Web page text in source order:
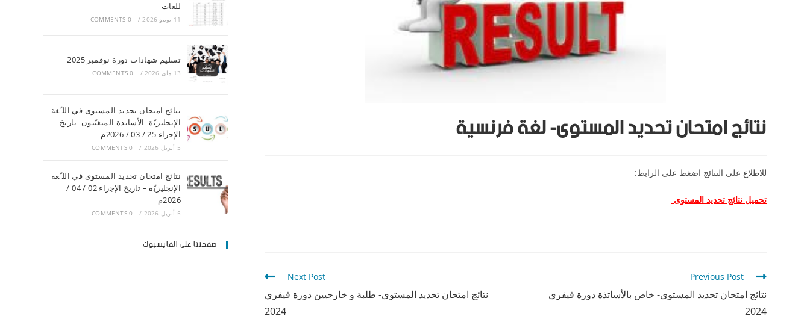
نتائج امتحان تحديد المستوى- لغة فرنسية
للاطلاع على النتائج اضغط على الرابط:
تحميل نتائج تحديد المستوى
Previous Post
نتائج امتحان تحديد المستوى- خاص بالأساتذة دورة فيفري
2024
Next Post
نتائج امتحان تحديد المستوى- طلبة و خارجيين دورة فيفري
2024
للغات
11 يونيو 2026 /
0 COMMENTS
تسليم شهادات دورة نوفمبر 2025
13 ماي 2026 /
0 COMMENTS
ﻧﺘﺎﺋﺞ اﻣﺘﺤﺎن ﺗﺤﺪﯾﺪ اﻟﻤﺴﺘﻮى ﻓﻲ اﻟﻠ ّﻐﺔ
اﻹﻧﺠﻠﯿﺰﯾّة -اﻷﺳﺎﺗﺬة اﻟﻤﺘﻐﯿّﺒﻮن- ﺗﺎرﯾﺦ
اﻹﺟراء 25 / 03 / 2026م
5 أبريل 2026 /
0 COMMENTS
ﻧﺘﺎﺋﺞ اﻣﺘﺤﺎن ﺗﺤﺪﯾﺪ اﻟﻤﺴﺘﻮى ﻓﻲ اﻟﻠ ّﻐﺔ
اﻹﻧﺠﻠﯿﺰﯾّة – ﺗﺎرﯾﺦ اﻹﺟراء 02 / 04 /
2026م
5 أبريل 2026 /
0 COMMENTS
صفحتنا على الفايسبوك